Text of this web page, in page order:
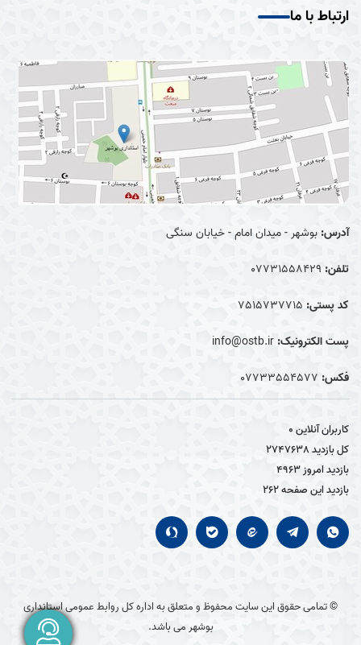
ارتباط با ما
آدرس: بوشهر - میدان امام - خیابان سنگی
تلفن: 07731558429
کد پستی: 7515737715
پست الکترونیک: info@ostb.ir
فکس: 07733554577
کاربران آنلاین0
کل بازدید2747638
بازدید امروز4963
بازدید این صفحه262
© تمامی حقوق این سایت محفوظ و متعلق به اداره کل روابط عمومی استانداری
بوشهر می باشد.